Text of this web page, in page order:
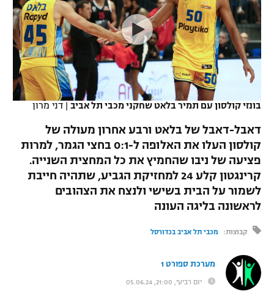
VOD
רץ ברשת
תוצאות
לוח שידורים
ברחבה
"מחצית בשכונה" – פודקאסט
נבחרת ישראל
מכבי חיפה
בית"ר ירושלים
מכבי תל אביב
הפועל תל אביב
הפועל חיפה
הפועל באר שבע
ליגה ספרדית
ליגה איטלקית
ליגה צרפתית
ליגה טורקית
ליגה סינית
ליגה ברזילאית
ליגות נוספות
כדורסל נשים
מכבי תל אביב
הפועל חולון
הפועל ירושלים
דני אבדיה
יורוליג
יורוקאפ
טניס
כדוריד
שחייה
ג'ודו
אגרוף
ספורט אולימפי
היאבקות WWE
בונזי קולסון עם תמיר בלאט שחקני מכבי תל אביב | דני מרון
דאבל-דאבל של בלאט ורבע אחרון מעולה של
קולסון העלו את האלופה ל-0:1 בחצי הגמר, למרות
פציעה של ניבו שהחמיץ את כל המחצית השנייה.
קרינגטון קלע 24 למחזיקת הגביע, שתהיה חייבת
לשמור על הבית בשישי ולנצח את הצהובים
לראשונה בליגה העונה
קבוצות: מכבי תל אביב בכדורסל
מערכת ספורט 1
יום רביעי, 21:00, 05.06.24